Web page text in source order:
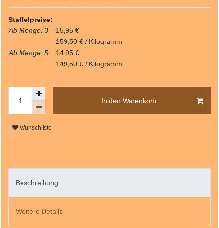
Staffelpreise:
Ab Menge: 3
15,95 €
159,50 € / Kilogramm
Ab Menge: 5
14,95 €
149,50 € / Kilogramm
In den Warenkorb
Wunschliste
Beschreibung
Weitere Details